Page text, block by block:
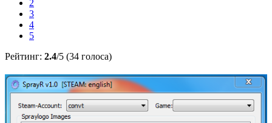
2
3
4
5
Рейтинг: 2.4/5 (34 голоса)